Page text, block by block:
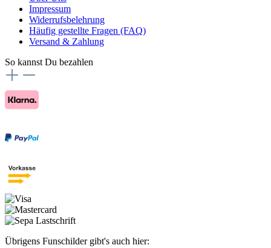
Impressum
Widerrufsbelehrung
Häufig gestellte Fragen (FAQ)
Versand & Zahlung
So kannst Du bezahlen
Übrigens Funschilder gibt's auch hier: